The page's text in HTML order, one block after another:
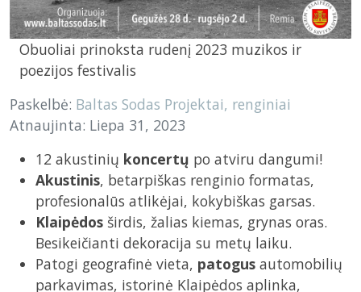
Obuoliai prinoksta rudenį 2023 muzikos ir
poezijos festivalis
Paskelbė: Baltas Sodas Projektai, renginiai
Atnaujinta: Liepa 31, 2023
12 akustinių koncertų po atviru dangumi!
Akustinis, betarpiškas renginio formatas,
profesionalūs atlikėjai, kokybiškas garsas.
Klaipėdos širdis, žalias kiemas, grynas oras.
Besikeičianti dekoracija su metų laiku.
Patogi geografinė vieta, patogus automobilių
parkavimas, istorinė Klaipėdos aplinka,